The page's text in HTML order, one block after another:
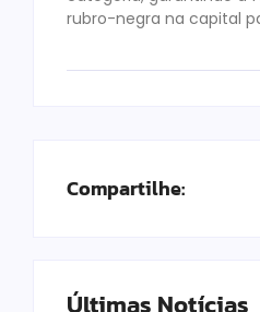
rubro-negra na capital
Compartilhe:
Últimas Notícias